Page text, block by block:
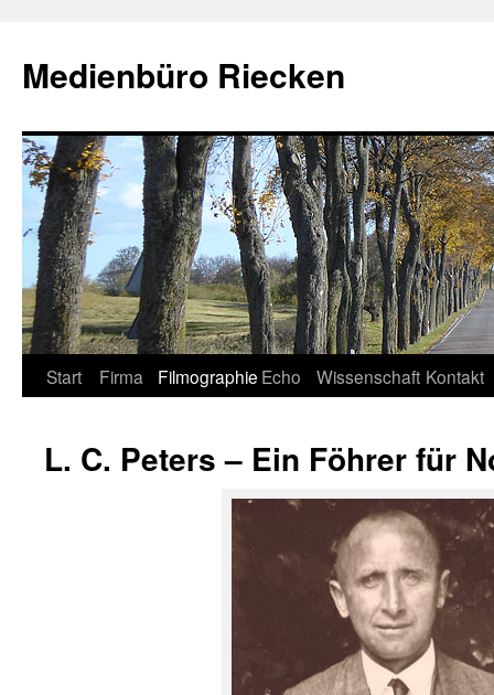
Medienbüro Riecken
Springe
Start Firma Filmographie Echo Wissenschaft Kontakt
L. C. Peters – Ein Föhrer für